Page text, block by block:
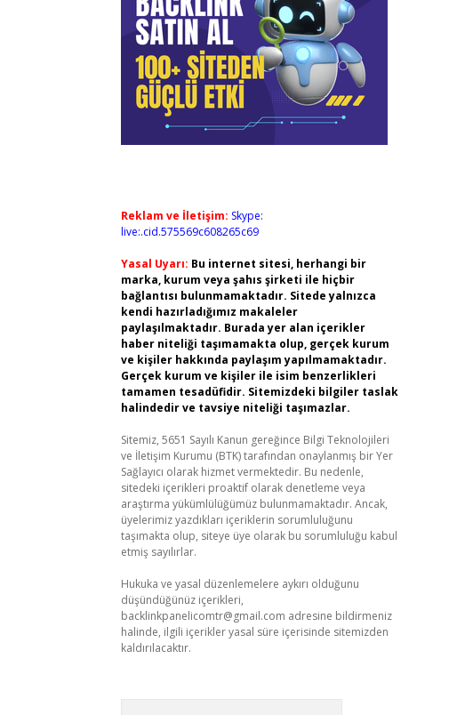
Reklam ve İletişim: Skype:
live:.cid.575569c608265c69
Yasal Uyarı: Bu internet sitesi, herhangi bir
marka, kurum veya şahıs şirketi ile hiçbir
bağlantısı bulunmamaktadır. Sitede yalnızca
kendi hazırladığımız makaleler
paylaşılmaktadır. Burada yer alan içerikler
haber niteliği taşımamakta olup, gerçek kurum
ve kişiler hakkında paylaşım yapılmamaktadır.
Gerçek kurum ve kişiler ile isim benzerlikleri
tamamen tesadüfidir. Sitemizdeki bilgiler taslak
halindedir ve tavsiye niteliği taşımazlar.
Sitemiz, 5651 Sayılı Kanun gereğince Bilgi Teknolojileri
ve İletişim Kurumu (BTK) tarafından onaylanmış bir Yer
Sağlayıcı olarak hizmet vermektedir. Bu nedenle,
sitedeki içerikleri proaktif olarak denetleme veya
araştırma yükümlülüğümüz bulunmamaktadır. Ancak,
üyelerimiz yazdıkları içeriklerin sorumluluğunu
taşımakta olup, siteye üye olarak bu sorumluluğu kabul
etmiş sayılırlar.
Hukuka ve yasal düzenlemelere aykırı olduğunu
düşündüğünüz içerikleri,
backlinkpanelicomtr@gmail.com adresine bildirmeniz
halinde, ilgili içerikler yasal süre içerisinde sitemizden
kaldırılacaktır.